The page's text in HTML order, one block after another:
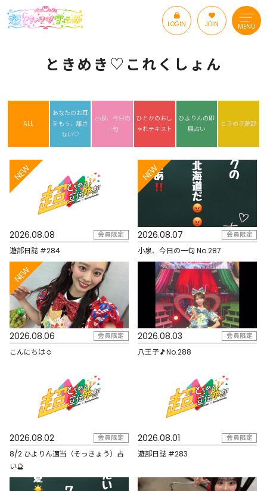
LOGIN JOIN MENU
ときめき♡これくしょん
ALL
あなたのお耳
をもぅ、離さ
ない♡
小泉、今日の
一句
ひとかのおし
ゃれテキスト
ひよりんの即
興占い
ときめき遊部
NEW
2026.08.08 会員限定
遊部日誌 #284
NEW
2026.08.07 会員限定
小泉、今日の一句 No.287
NEW
2026.08.06 会員限定
こんにちは☺︎
2026.08.03 会員限定
八王子🎵No.288
2026.08.02 会員限定
8/2 ひよりん適当（そっきょう）占
い🔮
2026.08.01 会員限定
遊部日誌 #283